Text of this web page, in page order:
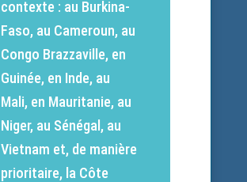
contexte : au Burkina-
Faso, au Cameroun, au
Congo Brazzaville, en
Guinée, en Inde, au
Mali, en Mauritanie, au
Niger, au Sénégal, au
Vietnam et, de manière
prioritaire, la Côte